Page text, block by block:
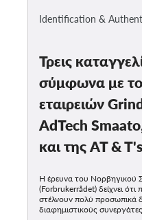
Identification &
Τρεις
σύμφωνα με
εταιρειών
AdTech
και της AT &
Η έρευνα του Νορβηγικού
(Forbrukerrådet) δείχνει
στέλνουν πολύ προσωπικά
διαφημιστικούς συνεργάτες.